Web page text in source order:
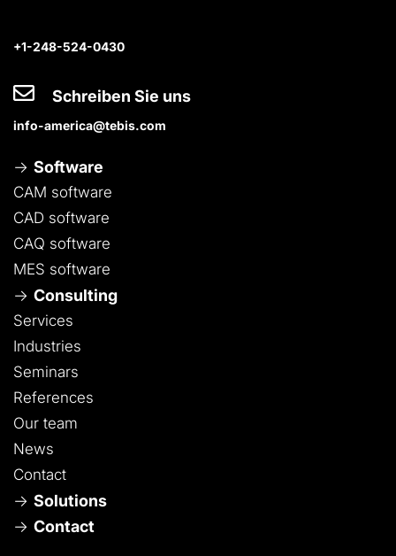
+1-248-524-0430
Schreiben Sie uns
info-america@tebis.com
Software
CAM software
CAD software
CAQ software
MES software
Consulting
Services
Industries
Seminars
References
Our team
News
Contact
Solutions
Contact